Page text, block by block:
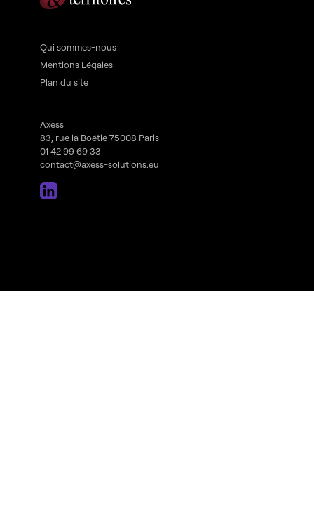
Qui sommes-nous
Mentions Légales
Plan du site
Axess
83, rue la Boétie 75008 Paris
01 42 99 69 33
contact@axess-solutions.eu